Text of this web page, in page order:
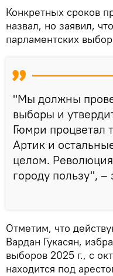
Конкретных сроков
назвал, но заявил,
парламентских
"Мы должны
выборы и
Гюмри процветал
Артик и
целом.
городу пользу", –
Отметим, что
Вардан Гукасян,
выборов 2025 г., с
находится под